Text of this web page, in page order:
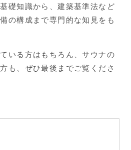
礎知識から、建築基準法など
の構成まで専門的な知見をも
いる方はもちろん、サウナの
も、ぜひ最後までご覧くださ